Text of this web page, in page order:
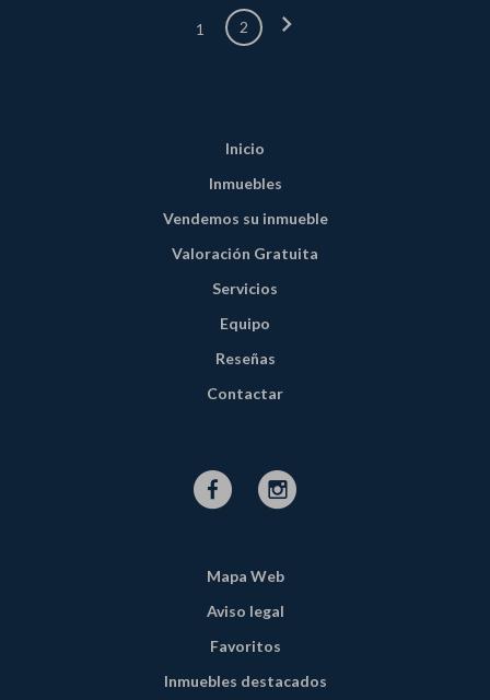
1 2 chevron_right
Inicio
Inmuebles
Vendemos su inmueble
Valoración Gratuita
Servicios
Equipo
Reseñas
Contactar
Mapa Web
Aviso legal
Favoritos
Inmuebles destacados